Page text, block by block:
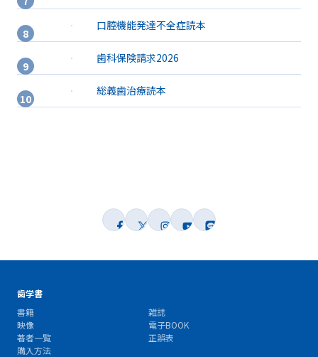
口腔機能発達不全症読本
歯科保険請求2026
総義歯治療読本
歯学書
書籍
雑誌
映像
電子BOOK
著者一覧
正誤表
購入方法